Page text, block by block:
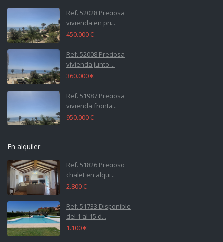
Ref. 52028 Preciosa
vivienda en pri...
450.000 €
Ref. 52008 Preciosa
vivienda junto ...
360.000 €
Ref. 51987 Preciosa
vivienda fronta...
950.000 €
En alquiler
Ref. 51826 Precioso
chalet en alqui...
2.800 €
Ref. 51733 Disponible
del 1 al 15 d...
1.100 €